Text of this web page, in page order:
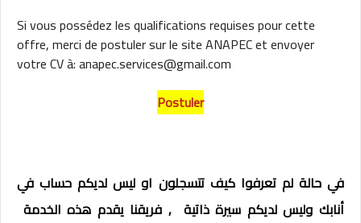
Si vous possédez les qualifications requises pour cette
offre, merci de postuler sur le site ANAPEC et envoyer
votre CV à: anapec.services@gmail.com
Postuler
في حالة لم تعرفوا كيف تتسجلون او ليس لديكم حساب في
أنابك وليس لديكم سيرة ذاتية , فريقنا يقدم هذه الخدمة